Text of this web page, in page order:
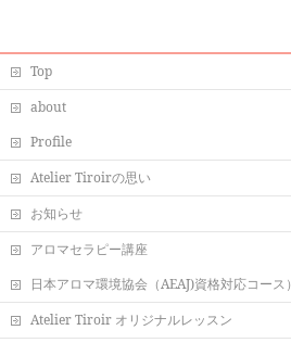
Top
about
Profile
Atelier Tiroirの思い
お知らせ
アロマセラピー講座
日本アロマ環境協会（AEAJ)資格対応コース）
Atelier Tiroir オリジナルレッスン